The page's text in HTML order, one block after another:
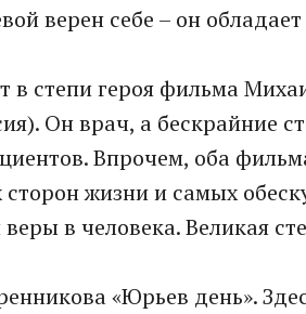
верен себе – он
в степи героя фильма
Он врач, а бескрайние
Впрочем, оба
жизни и самых
в человека. Великая
«Юрьев день».